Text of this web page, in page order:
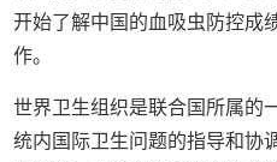
开始了解中国的血吸虫防控成
作。
世界卫生组织是联合国所属的
统内国际卫生问题的指导和协